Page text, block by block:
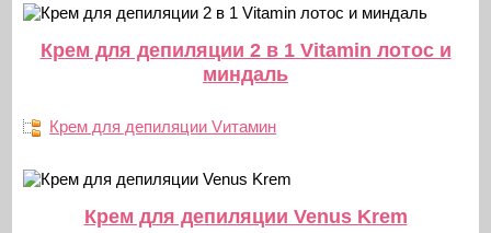
Крем для депиляции 2 в 1 Vitamin лотос и
миндаль
Крем для депиляции Vитамин
Крем для депиляции Venus Krem